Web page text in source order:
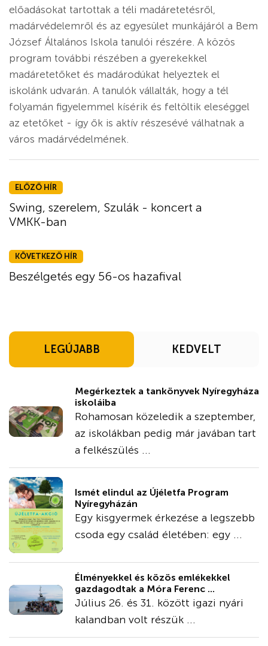
előadásokat tartottak a téli madáretetésről,
madárvédelemről és az egyesület munkájáról a Bem
József Általános Iskola tanulói részére. A közös
program további részében a gyerekekkel
madáretetőket és madárodúkat helyeztek el
iskolánk udvarán. A tanulók vállalták, hogy a tél
folyamán figyelemmel kísérik és feltöltik eleséggel
az etetőket - így ők is aktív részesévé válhatnak a
város madárvédelmének.
ELŐZŐ HÍR
Swing, szerelem, Szulák - koncert a
VMKK-ban
KÖVETKEZŐ HÍR
Beszélgetés egy 56-os hazafival
LEGÚJABB KEDVELT
Megérkeztek a tankönyvek Nyíregyháza
iskoláiba
Rohamosan közeledik a szeptember,
az iskolákban pedig már javában tart
a felkészülés ...
Ismét elindul az Újéletfa Program
Nyíregyházán
Egy kisgyermek érkezése a legszebb
csoda egy család életében: egy ...
Élményekkel és közös emlékekkel
gazdagodtak a Móra Ferenc ...
Július 26. és 31. között igazi nyári
kalandban volt részük ...